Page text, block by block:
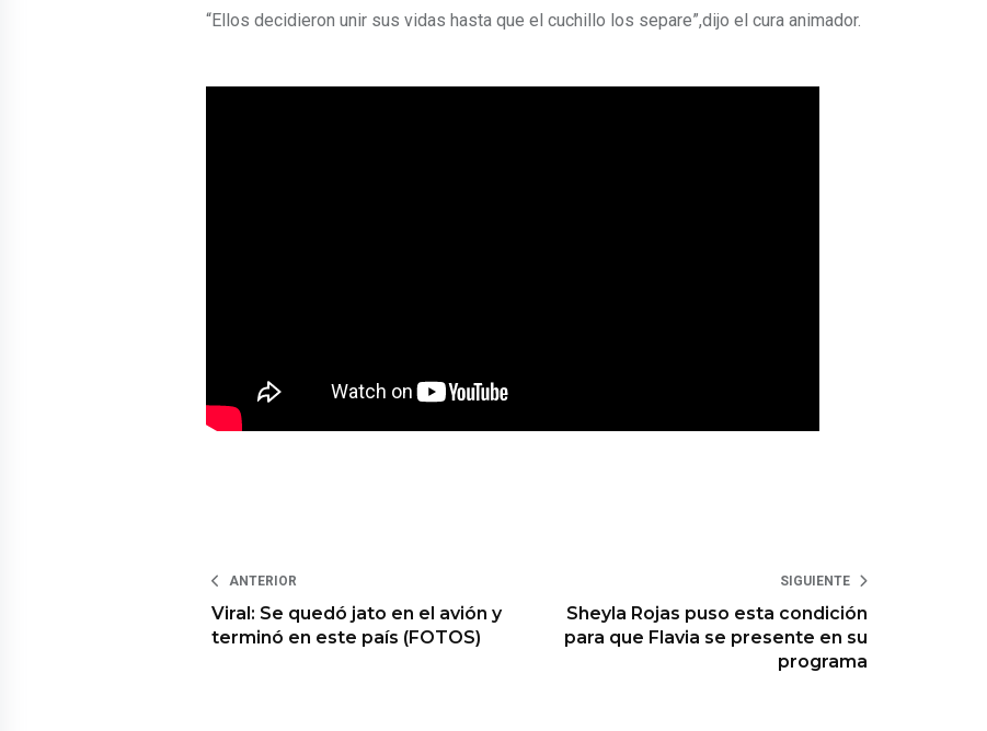
“Ellos decidieron unir sus vidas hasta que el cuchillo los separe”,dijo el cura animador.
ANTERIOR
Viral: Se quedó jato en el avión y
terminó en este país (FOTOS)
SIGUIENTE
Sheyla Rojas puso esta condición
para que Flavia se presente en su
programa